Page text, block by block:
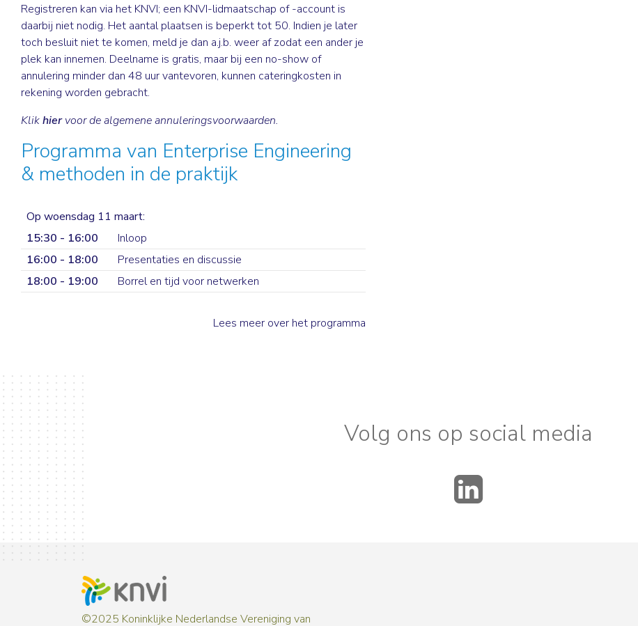
Registreren kan via het KNVI; een KNVI-lidmaatschap of -account is
daarbij niet nodig. Het aantal plaatsen is beperkt tot 50. Indien je later
toch besluit niet te komen, meld je dan a.j.b. weer af zodat een ander je
plek kan innemen. Deelname is gratis, maar bij een no-show of
annulering minder dan 48 uur vantevoren, kunnen cateringkosten in
rekening worden gebracht.
Klikhier voor de algemene annuleringsvoorwaarden.
Programma van Enterprise Engineering
& methoden in de praktijk
Op woensdag 11 maart:
15:30 - 16:00
Inloop
16:00 - 18:00
Presentaties en discussie
18:00 - 19:00
Borrel en tijd voor netwerken
Lees meer over het programma
Volg ons op social media
©2025 Koninklijke Nederlandse Vereniging van